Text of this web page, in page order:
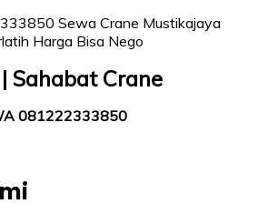
Sahabat Crane
081222333850